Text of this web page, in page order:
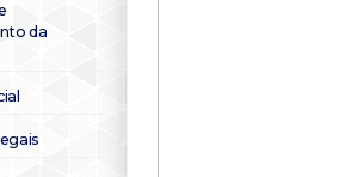
da